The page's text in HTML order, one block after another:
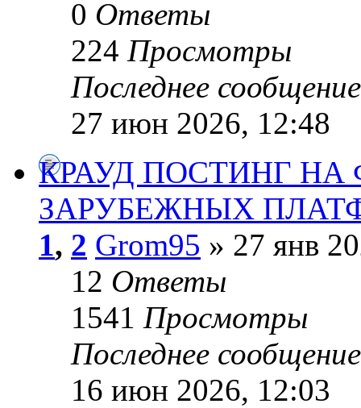
0 Ответы
224 Просмотры
Последнее
27 июн 2026, 12:48
КРАУД ПОСТИНГ
ЗАРУБЕЖНЫХ
1, 2 Grom95 » 27 янв
12 Ответы
1541 Просмотры
Последнее
16 июн 2026, 12:03